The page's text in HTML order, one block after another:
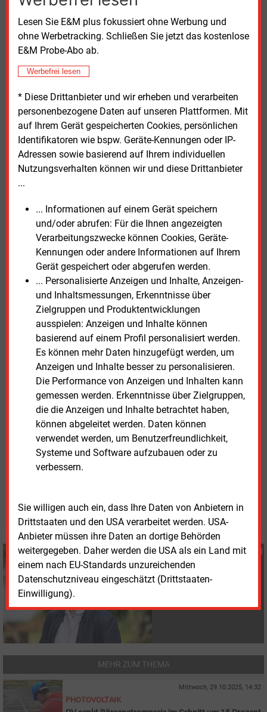
Lesen Sie E&M plus fokussiert ohne Werbung und
ohne Werbetracking. Schließen Sie jetzt das kostenlose
E&M Probe-Abo ab.
Werbefrei lesen
* Diese Drittanbieter und wir erheben und verarbeiten
personenbezogene Daten auf unseren Plattformen. Mit
auf Ihrem Gerät gespeicherten Cookies, persönlichen
Identifikatoren wie bspw. Geräte-Kennungen oder IP-
Adressen sowie basierend auf Ihrem individuellen
Nutzungsverhalten können wir und diese Drittanbieter
...
... Informationen auf einem Gerät speichern
und/oder abrufen: Für die Ihnen angezeigten
Verarbeitungszwecke können Cookies, Geräte-
Kennungen oder andere Informationen auf Ihrem
Gerät gespeichert oder abgerufen werden.
... Personalisierte Anzeigen und Inhalte, Anzeigen-
und Inhaltsmessungen, Erkenntnisse über
Zielgruppen und Produktentwicklungen
ausspielen: Anzeigen und Inhalte können
basierend auf einem Profil personalisiert werden.
Es können mehr Daten hinzugefügt werden, um
Anzeigen und Inhalte besser zu personalisieren.
Die Performance von Anzeigen und Inhalten kann
gemessen werden. Erkenntnisse über Zielgruppen,
die die Anzeigen und Inhalte betrachtet haben,
können abgeleitet werden. Daten können
verwendet werden, um Benutzerfreundlichkeit,
Systeme und Software aufzubauen oder zu
verbessern.
Sie willigen auch ein, dass Ihre Daten von Anbietern in
Drittstaaten und den USA verarbeitet werden. USA-
Anbieter müssen ihre Daten an dortige Behörden
weitergegeben. Daher werden die USA als ein Land mit
einem nach EU-Standards unzureichenden
Datenschutzniveau eingeschätzt (Drittstaaten-
Einwilligung).
unterstützen vor allem private Investitionen in
Photovoltaik. Gleichzeitig bleibe der
Fachkräftemangel im Elektrohandwerk ein
limitierender Faktor, um geplante Installationen
Einig sind sich alle Beteiligten darin, dass die
Nutzung öffentlicher Dächer eine Vorbildfunktion hat.
Städte, die stärker investieren, könnten damit auch
lokale Bürgerinnen und Bürger motivieren, selbst
Anlagen zu errichten oder sich an
gibt es aber noch viele Kommunen, bei denen solche
Effekte ausbleiben.
Viessmann Climate Solutions verweist darauf, dass
weitere Maßnahmen nötig seien, um Genehmigungen
und bauliche Prüfungen zu beschleunigen. Einige
Projekte verzögerten sich, weil Abstimmungen
zwischen verschiedenen Behörden lange dauerten.
Die kommunale Energiewende brauche laut
Einschätzung des Unternehmens Planungssicherheit
und eine klare Prioritätensetzung, damit die
Entwicklung in der Fläche vorankommt.
Die Ergebnisse der Studie„Solarausbau auf
öffentlichen Gebäuden: Diese deutschen Städte
führen 2025“stehen auf der Internetseite von
Viessmann Climate Solutions zur Einsicht bereit.
Montag, 27.10.2025, 11:29 Uhr
© 2026 Energie & Management GmbH
Susanne Harmsen
+49 (0) 151 28207503
s.harmsen@energie-
MEHR ZUM THEMA
Mittwoch, 29.10.2025, 14:32
PHOTOVOLTAIK